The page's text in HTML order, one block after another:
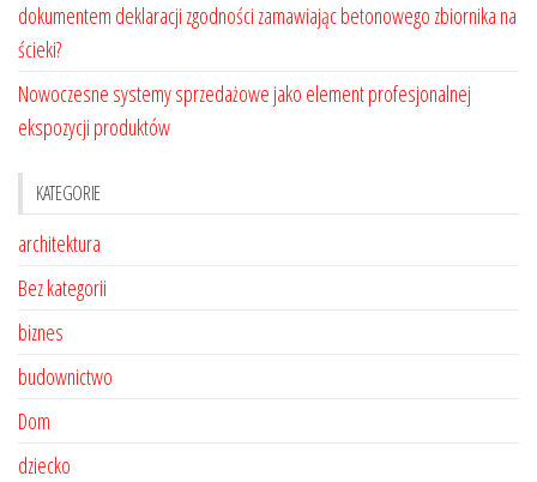
dokumentem deklaracji zgodności zamawiając betonowego zbiornika na
ścieki?
Nowoczesne systemy sprzedażowe jako element profesjonalnej
ekspozycji produktów
KATEGORIE
architektura
Bez kategorii
biznes
budownictwo
Dom
dziecko